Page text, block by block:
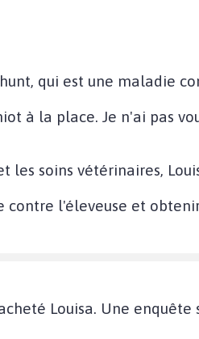
qui est une maladie
à la place. Je n'ai pas
soins vétérinaires,
contre l'éleveuse et
Louisa. Une